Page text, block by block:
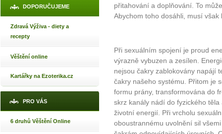
DOPORUČUJEME
Zdravá Výživa - diety a
recepty
Věštění online
Kartářky na Ezoterika.cz
PRO VÁS
6 druhů Věštění Online
přitahování a doplňování. To
Abychom toho dosáhli, musí
Při sexuálním spojení je proud
výrazně vybuzen a zesílen.
nejsou čakry zablokovány napájí
čakry našeho systému. Přitom je
formu prány, transformována do
skrz kanály nádí do fyzického
životní energií. Při vrcholu
oboustrannému uvolnění sil